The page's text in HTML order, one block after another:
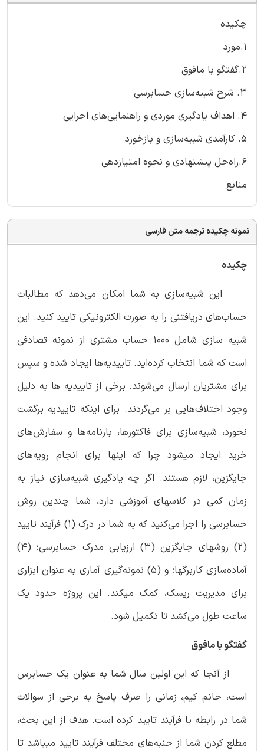
چکیده
1.مورد
2.گفتگو با مافوق
3. شرح شبیه‌سازی حسابرسی
4. اهداف یادگیری موردی و راهنمایی‌های اجرایی
5. کارآمدی شبیه‌سازی و بازخورد
6.راه‌حل پیشنهادی و نحوه امتیازدهی
منابع
نمونه چکیده ترجمه متن فارسی
چکیده
این شبیه‌سازی به شما امکان می‌دهد که مطالبات
حساب‌های دریافتنی را به صورت الکترونیکی تایید کنید. این
شبیه سازی شامل ۱۰۰۰ حساب مشتری از نمونه تصادفی
است که شما انتخاب کرده‌اید. تاییدیه‌ها ایجاد شده و سپس
برای مشتریان ارسال می‌شوند. برخی از تاییدیه ها به دلیل
وجود اختلاف‌هایی بر می‌گردند. برای اینکه تاییدیه برگشت
نخورد، شبیه‌سازی برای فاکتورها، بارنامه‌ها و سفارش‌های
خرید ایجاد میشود چرا که اینها برای انجام رویه‌های
جایگزین، لازم هستند. اگر چه یادگیری شبیه‌سازی نیاز به
زمان کمی در کلاس­های آموزشی دارد، شما چندین روش
حسابرسی را اجرا می‌کنید که به شما در درک (۱) فرآیند تایید
(۲) روشهای جایگزین (۳) ارزیابی مدرک حسابرسی؛ (۴)
آماده‌سازی کاربرگها؛ و (۵) نمونه‌گیری آماری به عنوان ابزاری
برای مدیریت ریسک، کمک میکند. این پروژه حدود یک
ساعت طول می‌کشد تا تکمیل شود.
گفتگو با مافوق
از آنجا که این اولین سال شما به عنوان یک حسابرس
است، خانم کیم، زمانی را صرف پاسخ به برخی از سوالات
شما در رابطه با فرآیند تایید کرده است. هدف از این بحث،
مطلع کردن شما از جنبه‌های مختلف فرآیند تایید میباشد تا